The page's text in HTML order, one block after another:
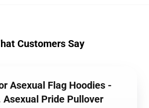
Customers Say
Asexual Flag Hoodies -
Asexual Pride Pullover